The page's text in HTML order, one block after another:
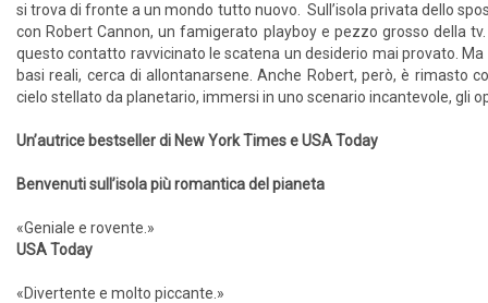
si trova di fronte a un mondo tutto nuovo. Sull’isola privata dello
con Robert Cannon, un famigerato playboy e pezzo grosso della
questo contatto ravvicinato le scatena un desiderio mai provato.
basi reali, cerca di allontanarsene. Anche Robert, però, è
cielo stellato da planetario, immersi in uno scenario incantevole, gli
Un’autrice bestseller di New York Times e USA Today
Benvenuti sull’isola più romantica del pianeta
«Geniale e rovente.»
USA Today
«Divertente e molto piccante.»